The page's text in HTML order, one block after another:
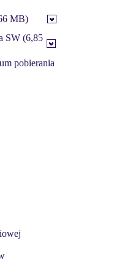
MB)
SW (6,85
pobierania